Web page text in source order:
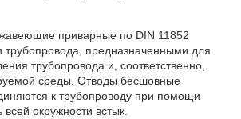
приварные по DIN 11852
трубопровода, предназначенными для
трубопровода и, соответственно,
среды. Отводы бесшовные
к трубопроводу при помощи
окружности встык.